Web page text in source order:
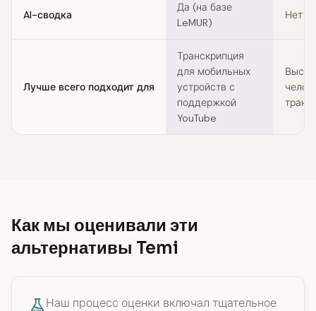
AI-сводка
Да (на базе
LeMUR)
Нет
Лучше всего подходит для
Транскрипция
для мобильных
устройств с
поддержкой
YouTube
Как мы оценивали эти
альтернативы Temi
Наш процесс оценки включал тщательное